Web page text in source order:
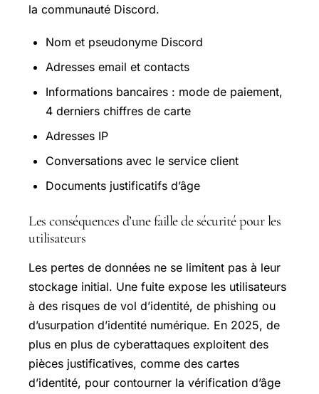
la communauté Discord.
Nom et pseudonyme Discord
Adresses email et contacts
Informations bancaires : mode de paiement,
4 derniers chiffres de carte
Adresses IP
Conversations avec le service client
Documents justificatifs d’âge
Les conséquences d’une faille de sécurité pour les
utilisateurs
Les pertes de données ne se limitent pas à leur
stockage initial. Une fuite expose les utilisateurs
à des risques de vol d’identité, de phishing ou
d’usurpation d’identité numérique. En 2025, de
plus en plus de cyberattaques exploitent des
pièces justificatives, comme des cartes
d’identité, pour contourner la vérification d’âge